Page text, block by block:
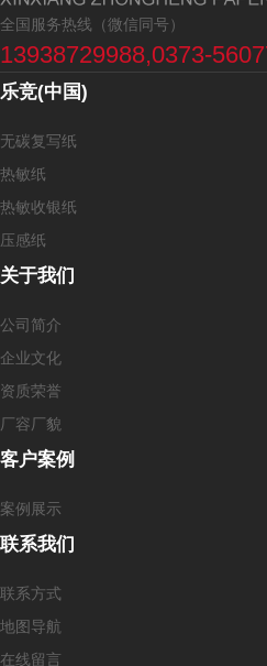
全国服务热线（微信同号）
13938729988,0373-
乐竞(中国)
无碳复写纸
热敏纸
热敏收银纸
压感纸
关于我们
公司简介
企业文化
资质荣誉
厂容厂貌
客户案例
案例展示
联系我们
联系方式
地图导航
在线留言